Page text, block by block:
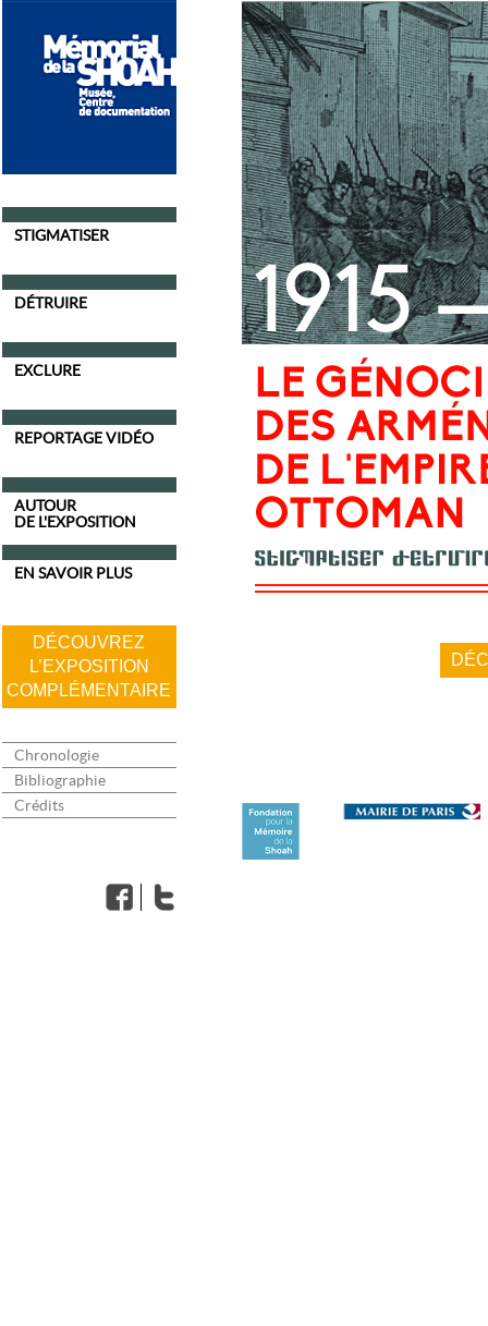
STIGMATISER
DÉTRUIRE
EXCLURE
REPORTAGE VIDÉO
AUTOUR
DE L'EXPOSITION
EN SAVOIR PLUS
DÉCOUVREZ
L’EXPOSITION
COMPLÉMENTAIRE
Chronologie
Bibliographie
Crédits